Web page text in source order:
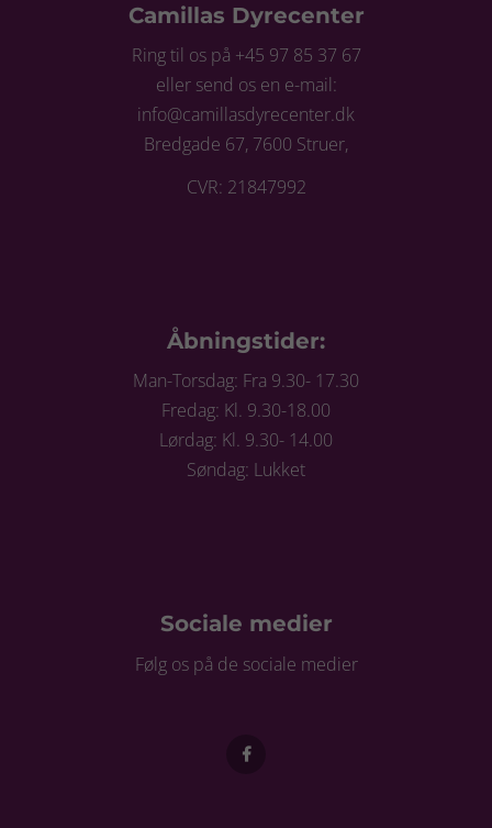
Camillas Dyrecenter
Ring til os på +45 97 85 37 67
eller send os en e-mail:
info@camillasdyrecenter.dk
Bredgade 67, 7600 Struer,
CVR: 21847992
Åbningstider:
Man-Torsdag: Fra 9.30- 17.30
Fredag: Kl. 9.30-18.00
Lørdag: Kl. 9.30- 14.00
Søndag: Lukket
Sociale medier
Følg os på de sociale medier